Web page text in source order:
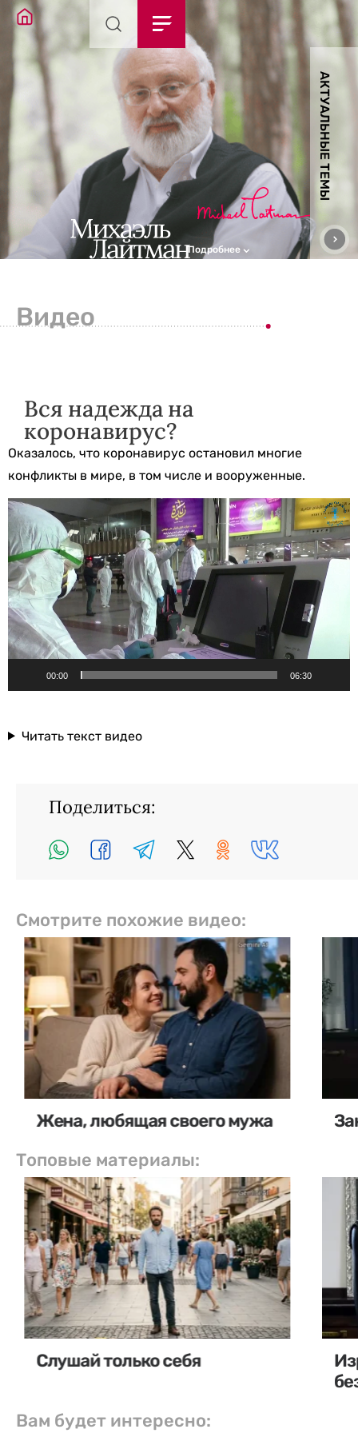
АКТУАЛЬНЫЕ ТЕМЫ
Подробнее
Видео
Вся надежда на
коронавирус?
Оказалось, что коронавирус остановил многие
конфликты в мире, в том числе и вооруженные.
Видеоплеер
00:00 06:30
Читать текст видео
Поделиться:
Смотрите похожие видео:
Жена, любящая своего мужа
Топовые материалы:
Слушай только себя
Вам будет интересно: